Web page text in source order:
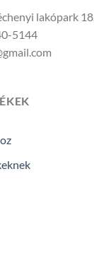
lakópark 18.
5144